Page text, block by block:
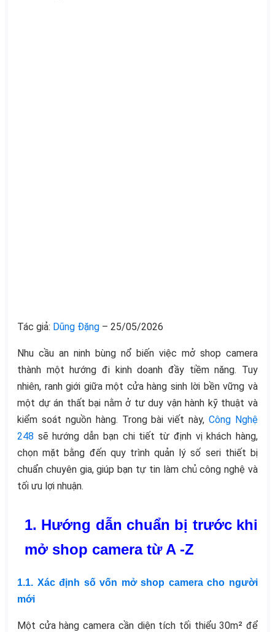
Tác giả: Dũng Đặng – 25/05/2026
Nhu cầu an ninh bùng nổ biến việc mở shop camera
thành một hướng đi kinh doanh đầy tiềm năng. Tuy
nhiên, ranh giới giữa một cửa hàng sinh lời bền vững và
một dự án thất bại nằm ở tư duy vận hành kỹ thuật và
kiểm soát nguồn hàng. Trong bài viết này,Công Nghệ
248 sẽ hướng dẫn bạn chi tiết từ định vị khách hàng,
chọn mặt bằng đến quy trình quản lý số seri thiết bị
chuẩn chuyên gia, giúp bạn tự tin làm chủ công nghệ và
tối ưu lợi nhuận.
1. Hướng dẫn chuẩn bị trước khi
mở shop camera từ A -Z
1.1. Xác định số vốn mở shop camera cho người
mới
Một cửa hàng camera cần diện tích tối thiểu 30m² để